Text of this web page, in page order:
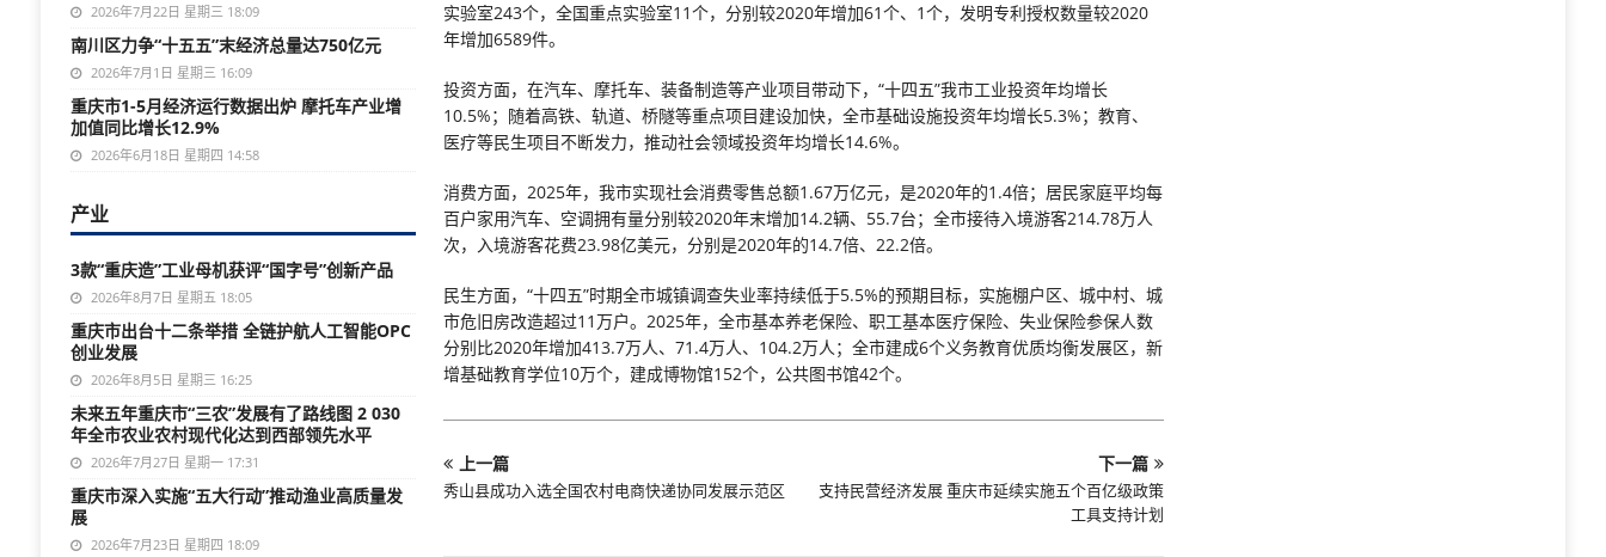
实验室243个，全国重点实验室11个，分别较2020年增加61个、1个，发明专利授权数量较2020
年增加6589件。
投资方面，在汽车、摩托车、装备制造等产业项目带动下，“十四五”我市工业投资年均增长
10.5%；随着高铁、轨道、桥隧等重点项目建设加快，全市基础设施投资年均增长5.3%；教育、
医疗等民生项目不断发力，推动社会领域投资年均增长14.6%。
消费方面，2025年，我市实现社会消费零售总额1.67万亿元，是2020年的1.4倍；居民家庭平均每
百户家用汽车、空调拥有量分别较2020年末增加14.2辆、55.7台；全市接待入境游客214.78万人
次，入境游客花费23.98亿美元，分别是2020年的14.7倍、22.2倍。
民生方面，“十四五”时期全市城镇调查失业率持续低于5.5%的预期目标，实施棚户区、城中村、城
市危旧房改造超过11万户。2025年，全市基本养老保险、职工基本医疗保险、失业保险参保人数
分别比2020年增加413.7万人、71.4万人、104.2万人；全市建成6个义务教育优质均衡发展区，新
增基础教育学位10万个，建成博物馆152个，公共图书馆42个。
上一篇
秀山县成功入选全国农村电商快递协同发展示范区
下一篇
支持民营经济发展 重庆市延续实施五个百亿级政策
工具支持计划
2026年7月22日 星期三 18:09
南川区力争“十五五”末经济总量达750亿元
2026年7月1日 星期三 16:09
重庆市1-5月经济运行数据出炉 摩托车产业增
加值同比增长12.9%
2026年6月18日 星期四 14:58
产业
3款“重庆造”工业母机获评“国字号”创新产品
2026年8月7日 星期五 18:05
重庆市出台十二条举措 全链护航人工智能OPC
创业发展
2026年8月5日 星期三 16:25
未来五年重庆市“三农”发展有了路线图 2 030
年全市农业农村现代化达到西部领先水平
2026年7月27日 星期一 17:31
重庆市深入实施“五大行动”推动渔业高质量发
展
2026年7月23日 星期四 18:09